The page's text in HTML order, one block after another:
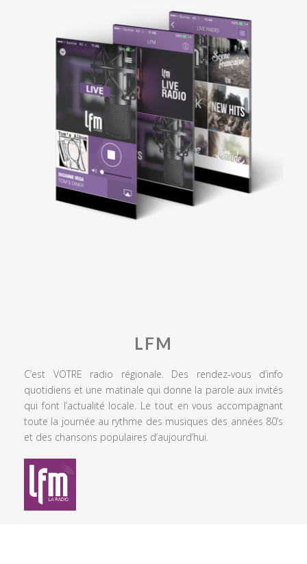
LFM
C’est VOTRE radio régionale. Des rendez-vous d’info
quotidiens et une matinale qui donne la parole aux invités
qui font l’actualité locale. Le tout en vous accompagnant
toute la journée au rythme des musiques des années 80’s
et des chansons populaires d’aujourd’hui.